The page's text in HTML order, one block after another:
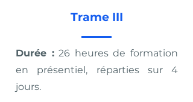
Trame III
Durée :26 heures de formation
en présentiel, réparties sur 4
jours.